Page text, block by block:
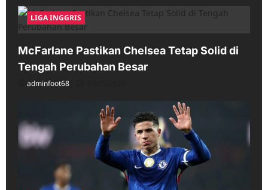
LIGA INGGRIS
McFarlane Pastikan Chelsea Tetap Solid di
Tengah Perubahan Besar
adminfoot68